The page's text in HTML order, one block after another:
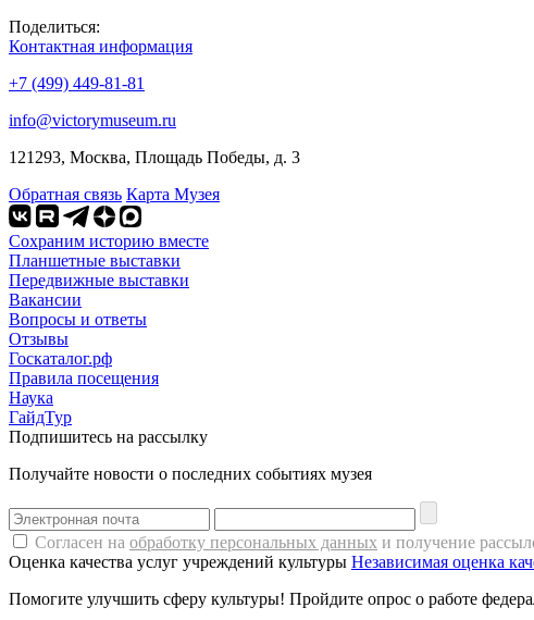
Поделиться:
Контактная информация
+7 (499) 449-81-81
info@victorymuseum.ru
121293, Москва, Площадь Победы, д. 3
Обратная связь Карта Музея
Сохраним историю вместе
Планшетные выставки
Передвижные выставки
Вакансии
Вопросы и ответы
Отзывы
Госкаталог.рф
Правила посещения
Наука
ГайдТур
Подпишитесь на рассылку
Получайте новости о последних событиях музея
Согласен на обработку персональных данных и получение
Оценка качества услуг учреждений культуры Независимая оценка
Помогите улучшить сферу культуры! Пройдите опрос о работе